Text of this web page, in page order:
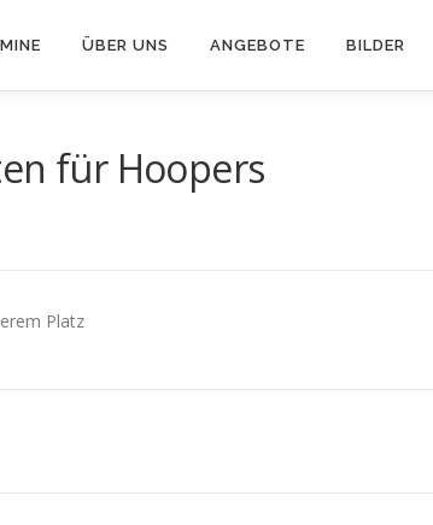
ÜBER UNS ANGEBOTE BILDER
für Hoopers
Platz